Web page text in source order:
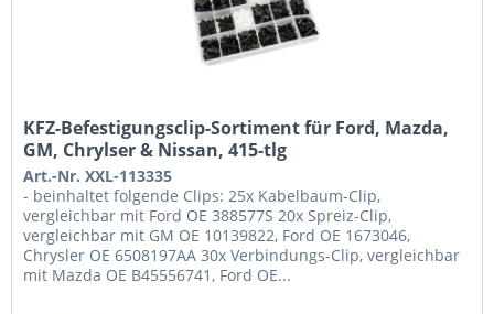
KFZ-Befestigungsclip-Sortiment für Ford, Mazda,
GM, Chrylser & Nissan, 415-tlg
Art.-Nr. XXL-113335
- beinhaltet folgende Clips: 25x Kabelbaum-Clip,
vergleichbar mit Ford OE 388577S 20x Spreiz-Clip,
vergleichbar mit GM OE 10139822, Ford OE 1673046,
Chrysler OE 6508197AA 30x Verbindungs-Clip, vergleichbar
mit Mazda OE B45556741, Ford OE...